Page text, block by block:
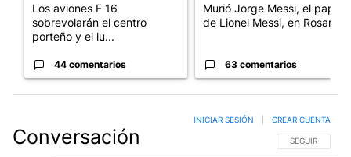
Los aviones F 16
sobrevolarán el centro
porteño y el lu...
44 comentarios
Murió Jorge Messi, el papá
de Lionel Messi, en Rosario
63 comentarios
Conversación SIGA ESTA
SEGUIR
INICIAR SESIÓN CREAR CUENTA